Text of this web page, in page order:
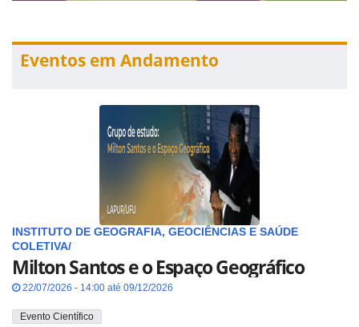
Eventos em Andamento
INSTITUTO DE GEOGRAFIA, GEOCIÊNCIAS E SAÚDE
COLETIVA/
Milton Santos e o Espaço Geográfico
22/07/2026 - 14:00 até 09/12/2026
Evento Científico